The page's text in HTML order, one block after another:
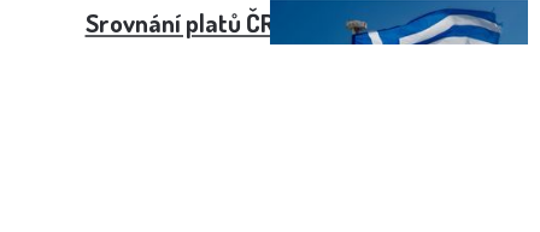
Srovnání platů ČR vs. Řecko (2022)